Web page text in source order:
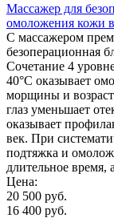
Массажер для
омоложения кожи
С массажером
безоперационная
Сочетание 4
40°С оказывает
морщины и
глаз уменьшает
оказывает
век. При
подтяжка и
длительное
Цена:
20 500 руб.
16 400 руб.